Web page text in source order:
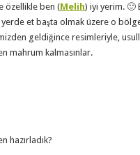
özellikle ben (Melih) iyi yerim. 🙂
et başta olmak üzere o
geldiğince resimleriyle,
mahrum kalmasınlar.
hazırladık?